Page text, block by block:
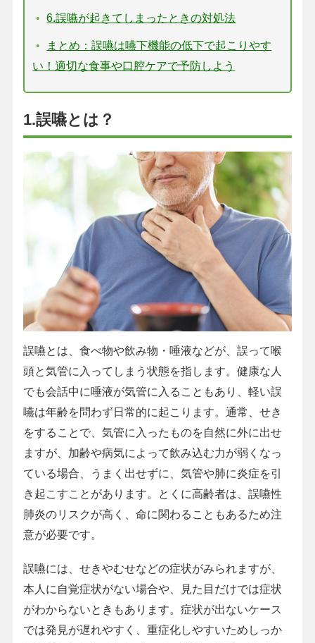
6.誤嚥が起きてしまったときの対処法
まとめ：誤嚥は嚥下機能の低下で起こりやす
い！適切な食事や口腔ケアで予防しよう
1.誤嚥とは？
誤嚥とは、食べ物や飲み物・唾液などが、誤って喉
頭と気管に入ってしまう状態を指します。健康な人
でも会話中に唾液が気管に入ることもあり、軽い誤
嚥は年齢を問わず日常的に起こります。通常、せき
をすることで、気管に入ったものを自然に外に出せ
ますが、加齢や病気によって飲み込む力が弱くなっ
ている場合、うまく出せずに、気管や肺に炎症を引
き起こすことがあります。とくに高齢者は、誤嚥性
肺炎のリスクが高く、命に関わることもあるため注
意が必要です。
誤嚥には、せきやむせなどの症状がみられますが、
本人に自覚症状がない場合や、見た目だけでは症状
がわからないときもあります。症状が出ないケース
では発見が遅れやすく、重症化しやすいためしっか